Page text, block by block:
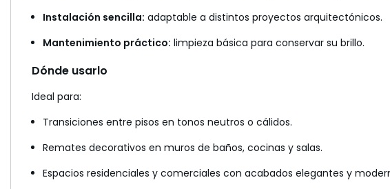
Instalación sencilla: adaptable a distintos proyectos arquitectónicos.
Mantenimiento práctico: limpieza básica para conservar su brillo.
Dónde usarlo
Ideal para:
Transiciones entre pisos en tonos neutros o cálidos.
Remates decorativos en muros de baños, cocinas y salas.
Espacios residenciales y comerciales con acabados elegantes y